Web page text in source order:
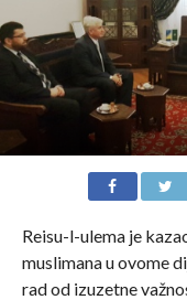
Reisu-l-ulema je
muslimana u ovome
rad od izuzetne